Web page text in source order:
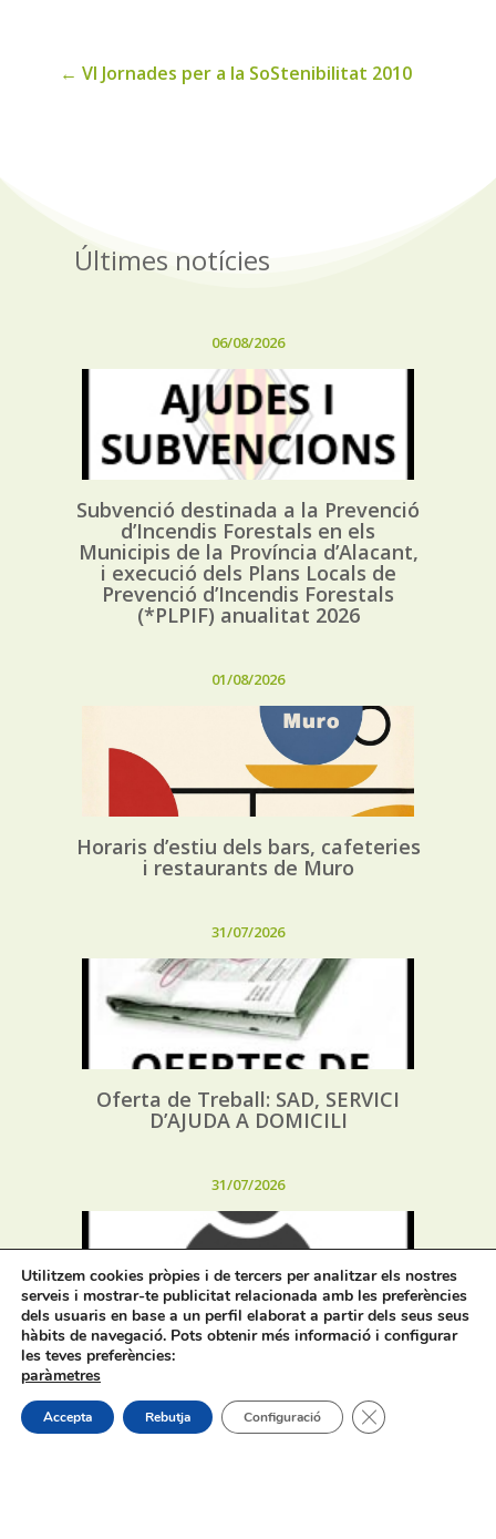
← VI Jornades per a la SoStenibilitat 2010
Últimes notícies
06/08/2026
Subvenció destinada a la Prevenció
d’Incendis Forestals en els
Municipis de la Província d’Alacant,
i execució dels Plans Locals de
Prevenció d’Incendis Forestals
(*PLPIF) anualitat 2026
01/08/2026
Horaris d’estiu dels bars, cafeteries
i restaurants de Muro
31/07/2026
Oferta de Treball: SAD, SERVICI
D’AJUDA A DOMICILI
31/07/2026
Procés selectiu 1 plaça tècnic/a de
joventut – torn lliure – oposició
Utilitzem cookies pròpies i de tercers per analitzar els nostres
serveis i mostrar-te publicitat relacionada amb les preferències
dels usuaris en base a un perfil elaborat a partir dels seus seus
hàbits de navegació. Pots obtenir més informació i configurar
les teves preferències:
paràmetres
Accepta Rebutja Configuració Tanca el bàner de